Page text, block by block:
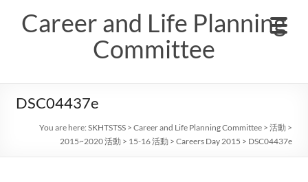
contentCareer and Life Planning
Committee
DSC04437e
You are here:SKHTSTSS >Career and Life Planning Committee >活動 >
2015~2020 活動 > 15-16 活動 >Careers Day 2015 > DSC04437e